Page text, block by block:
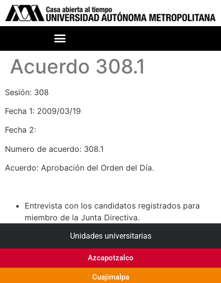
Acuerdo 308.1
Sesión: 308
Fecha 1: 2009/03/19
Fecha 2:
Numero de acuerdo: 308.1
Acuerdo: Aprobación del Orden del Día.
Entrevista con los candidatos registrados para
miembro de la Junta Directiva.
Unidades universitarias
Azcapotzalco
Cuajimalpa